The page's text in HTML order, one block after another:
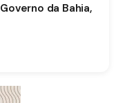
da Bahia,